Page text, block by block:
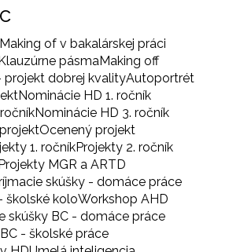
Making of v bakalárskej práci
pásmaMaking off
projekt dobrej kvalityAutoportrét
Nominácie HD 1. ročník
Nominácie HD 3. ročník
Ocenený projekt
1. ročníkProjekty 2. ročník
MGR a ARTD
skúšky - domáce práce
školské koloWorkshop AHD
skúšky BC - domáce práce
- školské práce